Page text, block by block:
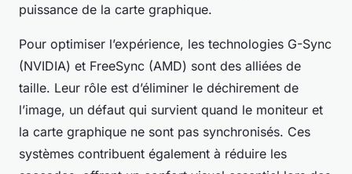
puissance de la carte graphique.
Pour optimiser l’expérience, les technologies G-Sync
(NVIDIA) et FreeSync (AMD) sont des alliées de
taille. Leur rôle est d’éliminer le déchirement de
l’image, un défaut qui survient quand le moniteur et
la carte graphique ne sont pas synchronisés. Ces
systèmes contribuent également à réduire les